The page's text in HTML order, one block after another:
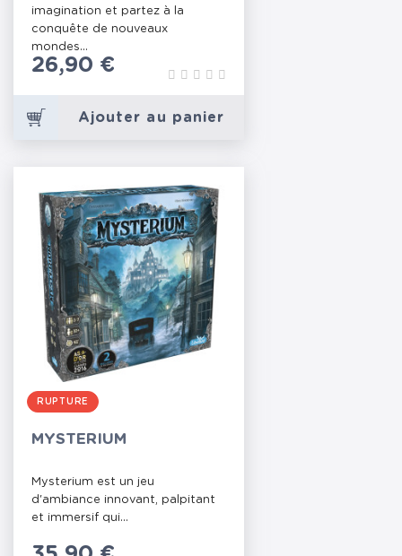
imagination et partez à la
conquête de nouveaux
mondes...
Prix
26,90 €
Ajouter au panier
RUPTURE
MYSTERIUM
Mysterium est un jeu
d'ambiance innovant, palpitant
et immersif qui...